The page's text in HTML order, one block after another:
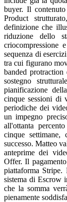
buyer. Il
Product
definizione che
riduzione dello
criocompressione
sequenza di
tra cui figurano
banded
sostegno
pianificazione
cinque sessioni di
periodiche dei
un impegno
all'ottanta
cinque
successo. Matteo
anteprime dei
Offer. Il
piattaforma Stripe.
sistema di Escrow
che la somma
pienamente